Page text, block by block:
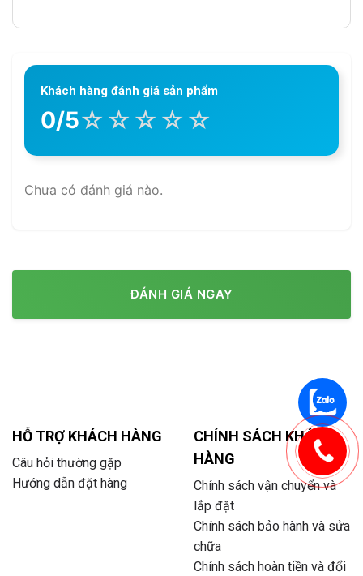
Khách hàng đánh giá sản phẩm
0/5☆ ☆ ☆ ☆ ☆
Chưa có đánh giá nào.
ĐÁNH GIÁ NGAY
HỖ TRỢ KHÁCH HÀNG
Câu hỏi thường gặp
Hướng dẫn đặt hàng
CHÍNH SÁCH KHÁCH
HÀNG
Chính sách vận chuyển và
lắp đặt
Chính sách bảo hành và sửa
chữa
Chính sách hoàn tiền và đổi